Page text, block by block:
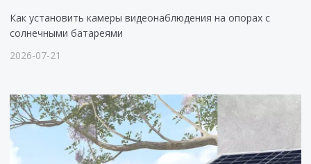
Как установить камеры видеонаблюдения на опорах с
солнечными батареями
2026-07-21